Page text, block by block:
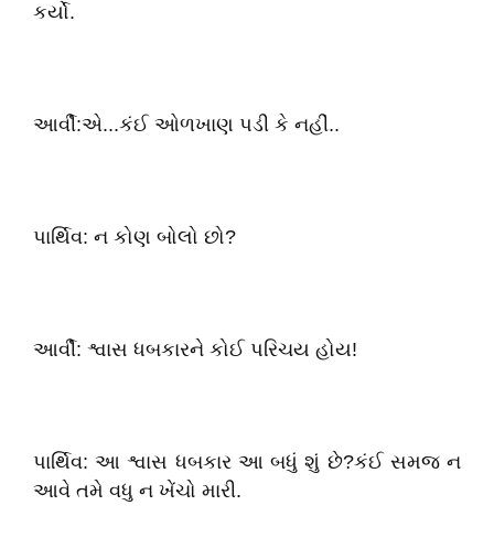
કર્યો.
આર્વી:એ...કંઈ ઓળખાણ પડી કે નહીં..
પાર્થિવ: ન કોણ બોલો છો?
આર્વી: શ્વાસ ધબકારને કોઈ પરિચય હોય!
પાર્થિવ: આ શ્વાસ ધબકાર આ બધું શું છે?કંઈ સમજ ન
આવે તમે વધુ ન ખેંચો મારી.